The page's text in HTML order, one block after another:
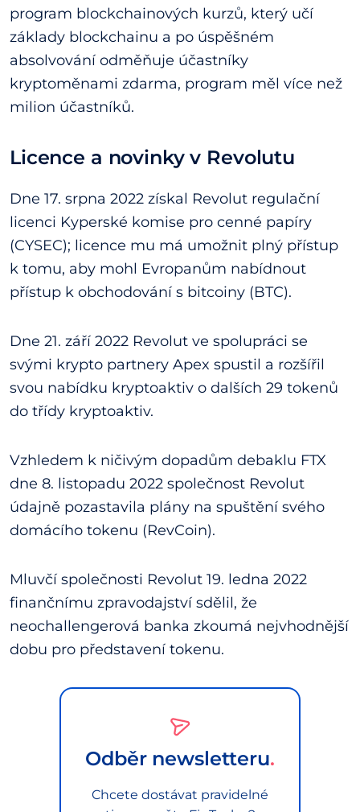
program blockchainových kurzů, který učí
základy blockchainu a po úspěšném
absolvování odměňuje účastníky
kryptoměnami zdarma, program měl více než
milion účastníků.
Licence a novinky v Revolutu
Dne 17. srpna 2022 získal Revolut regulační
licenci Kyperské komise pro cenné papíry
(CYSEC); licence mu má umožnit plný přístup
k tomu, aby mohl Evropanům nabídnout
přístup k obchodování s bitcoiny (BTC).
Dne 21. září 2022 Revolut ve spolupráci se
svými krypto partnery Apex spustil a rozšířil
svou nabídku kryptoaktiv o dalších 29 tokenů
do třídy kryptoaktiv.
Vzhledem k ničivým dopadům debaklu FTX
dne 8. listopadu 2022 společnost Revolut
údajně pozastavila plány na spuštění svého
domácího tokenu (RevCoin).
Mluvčí společnosti Revolut 19. ledna 2022
finančnímu zpravodajství sdělil, že
neochallengerová banka zkoumá nejvhodnější
dobu pro představení tokenu.
Odběr newsletteru
Chcete dostávat pravidelné